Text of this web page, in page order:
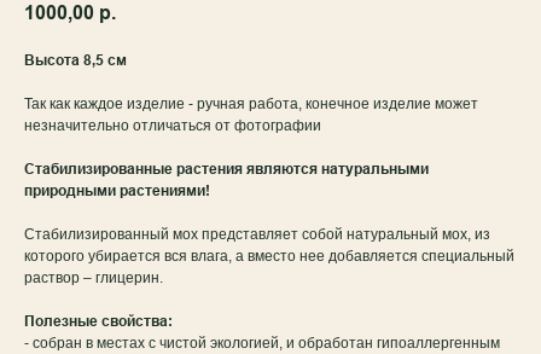
1000,00 р.
Высота 8,5 см
Так как каждое изделие - ручная работа, конечное изделие может
незначительно отличаться от фотографии
Стабилизированные растения являются натуральными
природными растениями!
Стабилизированный мох представляет собой натуральный мох, из
которого убирается вся влага, а вместо нее добавляется специальный
раствор – глицерин.
Полезные свойства:
- собран в местах с чистой экологией, и обработан гипоаллергенным